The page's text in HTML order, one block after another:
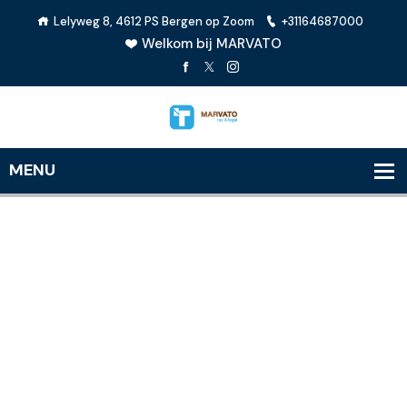
Lelyweg 8, 4612 PS Bergen op Zoom +31164687000
Welkom bij MARVATO